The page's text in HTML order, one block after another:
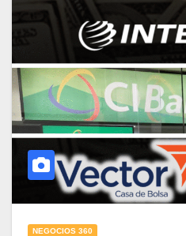
NEGOCIOS 360